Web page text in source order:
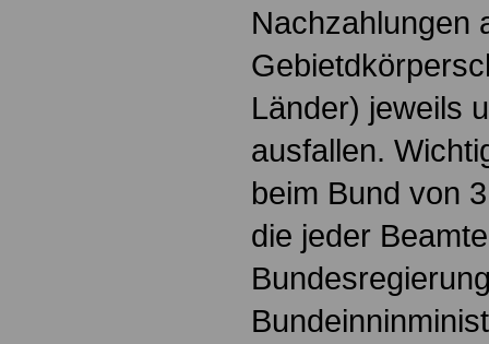
Nachzahlungen
Länder) jeweils
ausfallen.
beim Bund von
die jeder